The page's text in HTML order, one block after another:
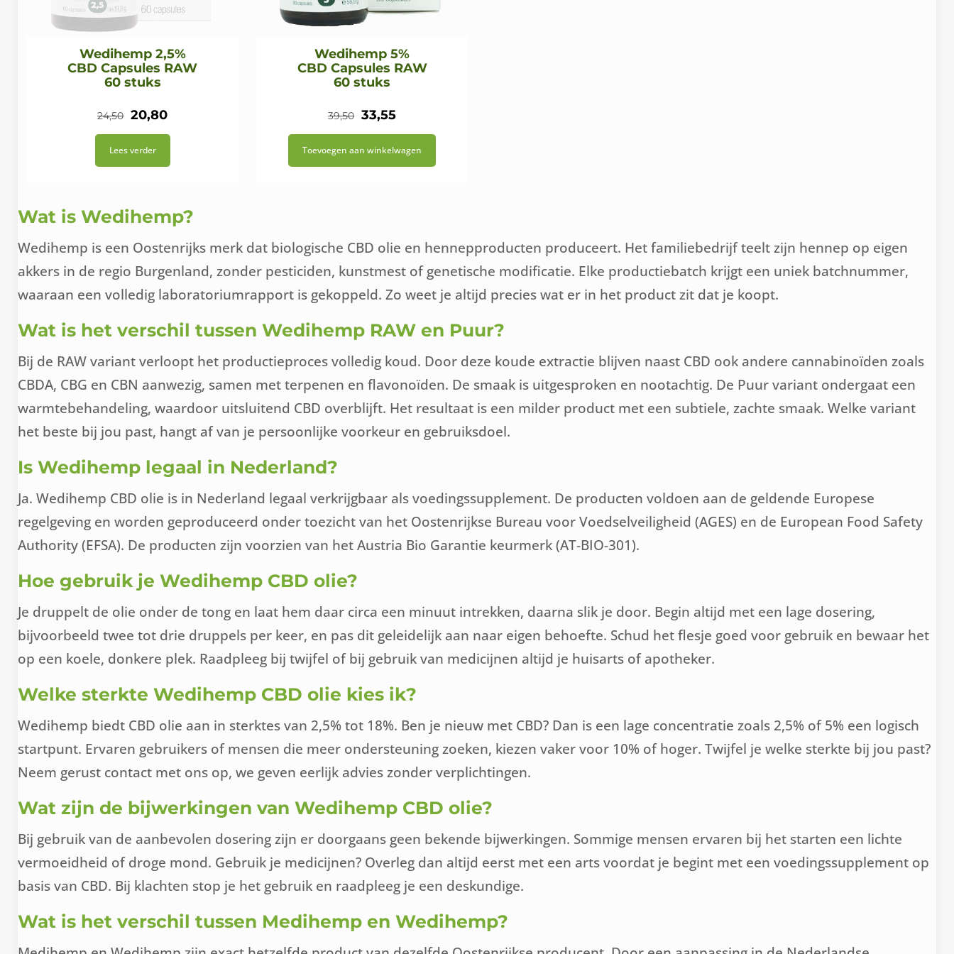
Wedihemp 2,5%
CBD Capsules RAW
60 stuks
24,50 Oorspronkelijke
prijs
20,80Huidige
prijs
is:
Lees verder
Wedihemp 5%
CBD Capsules RAW
60 stuks
39,50 Oorspronkelijke
prijs
33,55Huidige
prijs
is:
Toevoegen aan winkelwagen
Wat is Wedihemp?
Wedihemp is een Oostenrijks merk dat biologische CBD olie en hennepproducten produceert. Het familiebedrijf teelt zijn hennep op eigen
akkers in de regio Burgenland, zonder pesticiden, kunstmest of genetische modificatie. Elke productiebatch krijgt een uniek batchnummer,
waaraan een volledig laboratoriumrapport is gekoppeld. Zo weet je altijd precies wat er in het product zit dat je koopt.
Wat is het verschil tussen Wedihemp RAW en Puur?
Bij de RAW variant verloopt het productieproces volledig koud. Door deze koude extractie blijven naast CBD ook andere cannabinoïden zoals
CBDA, CBG en CBN aanwezig, samen met terpenen en flavonoïden. De smaak is uitgesproken en nootachtig. De Puur variant ondergaat een
warmtebehandeling, waardoor uitsluitend CBD overblijft. Het resultaat is een milder product met een subtiele, zachte smaak. Welke variant
het beste bij jou past, hangt af van je persoonlijke voorkeur en gebruiksdoel.
Is Wedihemp legaal in Nederland?
Ja. Wedihemp CBD olie is in Nederland legaal verkrijgbaar als voedingssupplement. De producten voldoen aan de geldende Europese
regelgeving en worden geproduceerd onder toezicht van het Oostenrijkse Bureau voor Voedselveiligheid (AGES) en de European Food Safety
Authority (EFSA). De producten zijn voorzien van het Austria Bio Garantie keurmerk (AT-BIO-301).
Hoe gebruik je Wedihemp CBD olie?
Je druppelt de olie onder de tong en laat hem daar circa een minuut intrekken, daarna slik je door. Begin altijd met een lage dosering,
bijvoorbeeld twee tot drie druppels per keer, en pas dit geleidelijk aan naar eigen behoefte. Schud het flesje goed voor gebruik en bewaar het
op een koele, donkere plek. Raadpleeg bij twijfel of bij gebruik van medicijnen altijd je huisarts of apotheker.
Welke sterkte Wedihemp CBD olie kies ik?
Wedihemp biedt CBD olie aan in sterktes van 2,5% tot 18%. Ben je nieuw met CBD? Dan is een lage concentratie zoals 2,5% of 5% een logisch
startpunt. Ervaren gebruikers of mensen die meer ondersteuning zoeken, kiezen vaker voor 10% of hoger. Twijfel je welke sterkte bij jou past?
Neem gerust contact met ons op, we geven eerlijk advies zonder verplichtingen.
Wat zijn de bijwerkingen van Wedihemp CBD olie?
Bij gebruik van de aanbevolen dosering zijn er doorgaans geen bekende bijwerkingen. Sommige mensen ervaren bij het starten een lichte
vermoeidheid of droge mond. Gebruik je medicijnen? Overleg dan altijd eerst met een arts voordat je begint met een voedingssupplement op
basis van CBD. Bij klachten stop je het gebruik en raadpleeg je een deskundige.
Wat is het verschil tussen Medihemp en Wedihemp?